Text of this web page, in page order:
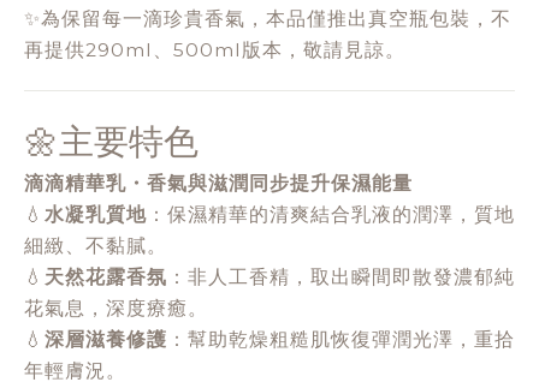
✨為保留每一滴珍貴香氣，本品僅推出真空瓶包裝，不
再提供290ml、500ml版本，敬請見諒。
🌼主要特色
滴滴精華乳・香氣與滋潤同步提升保濕能量
💧 水凝乳質地 ：保濕精華的清爽結合乳液的潤澤，質地
細緻、不黏膩。
💧 天然花露香氛 ：非人工香精，取出瞬間即散發濃郁純
花氣息，深度療癒。
💧 深層滋養修護 ：幫助乾燥粗糙肌恢復彈潤光澤，重拾
年輕膚況。